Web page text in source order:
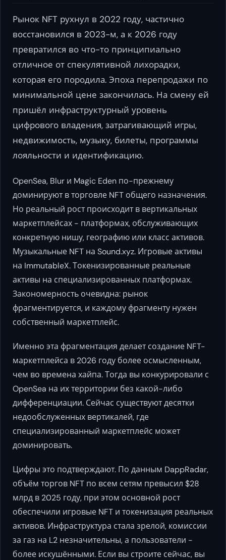
Рынок NFT рухнул в 2022 году, частично
восстановился в 2023-м, а к 2026 году
превратился во что-то принципиально
отличное от спекулятивной лихорадки,
которая его породила. Эпоха перепродажи по
минимальной цене закончилась. На смену ей
пришёл инфраструктурный уровень
цифрового владения, затрагивающий игры,
недвижимость, музыку, билеты, программы
лояльности и идентификацию.
OpenSea, Blur и Magic Eden по-прежнему
доминируют в торговле NFT общего назначения.
Но реальный рост происходит в вертикальных
маркетплейсах - платформах, обслуживающих
конкретную нишу, географию или класс активов.
Музыкальные NFT на Sound.xyz. Игровые активы
на ImmutableX. Токенизированные реальные
активы на специализированных платформах.
Закономерность очевидна: рынок
фрагментируется, и каждому фрагменту нужен
собственный маркетплейс.
Именно эта фрагментация делает создание NFT-
маркетплейса в 2026 году более осмысленным,
чем во времена хайпа. Тогда вы конкурировали с
OpenSea на их территории без какой-либо
дифференциации. Сейчас существуют десятки
недообслуженных вертикалей, где
специализированный маркетплейс может
доминировать.
Цифры это подтверждают. По данным DappRadar,
объём торгов NFT по всем сетям превысил $28
млрд в 2025 году, при этом основной рост
обеспечили игровые NFT и токенизация реальных
активов. Инфраструктура стала зрелой, комиссии
за газ на L2 незначительны, а пользователи -
более искушёнными. Если вы строите сейчас, вы